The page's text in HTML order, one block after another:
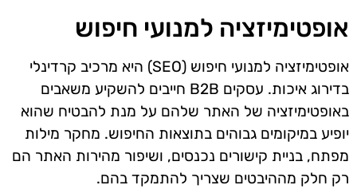
אופטימיזציה למנועי חיפוש
אופטימיזציה למנועי חיפוש (SEO) היא מרכיב קרדינלי
בדירוג איכות. עסקים B2B חייבים להשקיע משאבים
באופטימיזציה של האתר שלהם על מנת להבטיח שהוא
יופיע במיקומים גבוהים בתוצאות החיפוש. מחקר מילות
מפתח, בניית קישורים נכנסים, ושיפור מהירות האתר הם
רק חלק מההיבטים שצריך להתמקד בהם.